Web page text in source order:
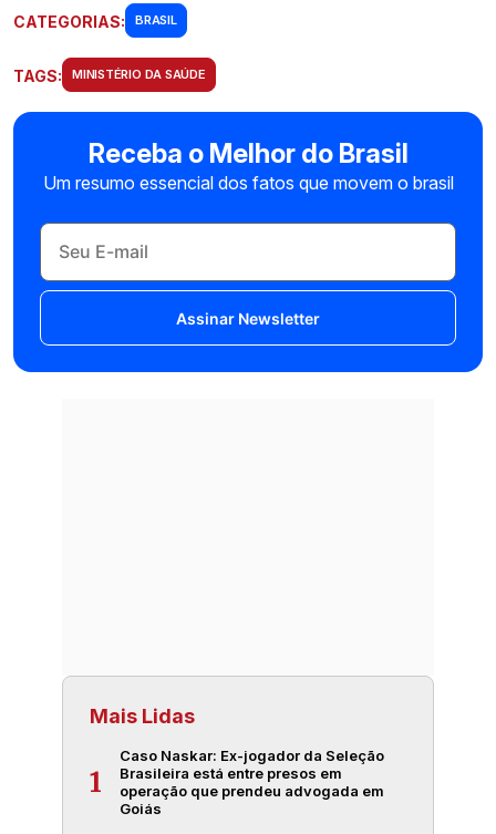
CATEGORIAS: BRASIL
TAGS: MINISTÉRIO DA SAÚDE
Receba o Melhor do Brasil
Um resumo essencial dos fatos que movem o brasil
Assinar Newsletter
Mais Lidas
1
Caso Naskar: Ex-jogador da Seleção
Brasileira está entre presos em
operação que prendeu advogada em
Goiás